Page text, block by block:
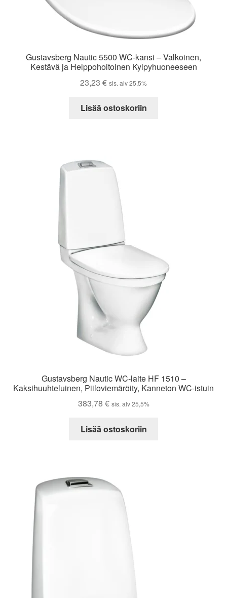
Gustavsberg Nautic 5500 WC-kansi – Valkoinen,
Kestävä ja Helppohoitoinen Kylpyhuoneeseen
23,23 € sis. alv 25,5%
Lisää ostoskoriin
Gustavsberg Nautic WC-laite HF 1510 –
Kaksihuuhteluinen, Piiloviemäröity, Kanneton WC-istuin
383,78 € sis. alv 25,5%
Lisää ostoskoriin